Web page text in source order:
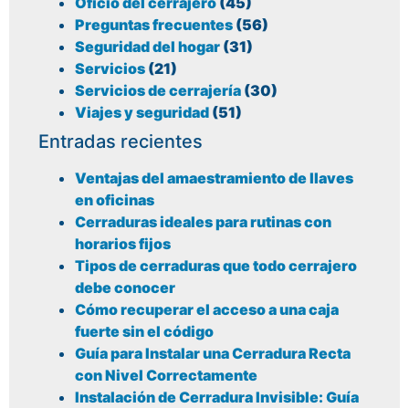
Preguntas frecuentes (56)
Seguridad del hogar (31)
Servicios (21)
Servicios de cerrajería (30)
Viajes y seguridad (51)
Entradas recientes
Ventajas del amaestramiento de llaves
en oficinas
Cerraduras ideales para rutinas con
horarios fijos
Tipos de cerraduras que todo cerrajero
debe conocer
Cómo recuperar el acceso a una caja
fuerte sin el código
Guía para Instalar una Cerradura Recta
con Nivel Correctamente
Instalación de Cerradura Invisible: Guía